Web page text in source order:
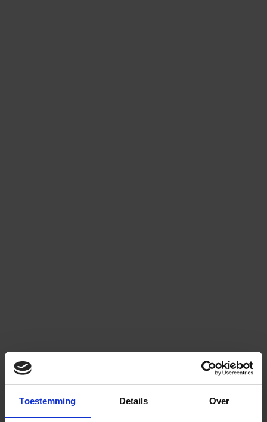
Toestemming Details Over